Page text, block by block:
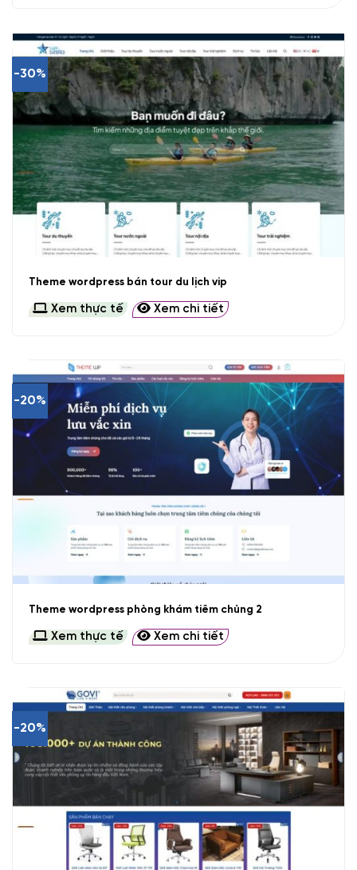
-30%
Theme wordpress bán tour du lịch vip
Xem thực tế Xem chi tiết
-20%
Theme wordpress phòng khám tiêm chủng 2
Xem thực tế Xem chi tiết
-20%